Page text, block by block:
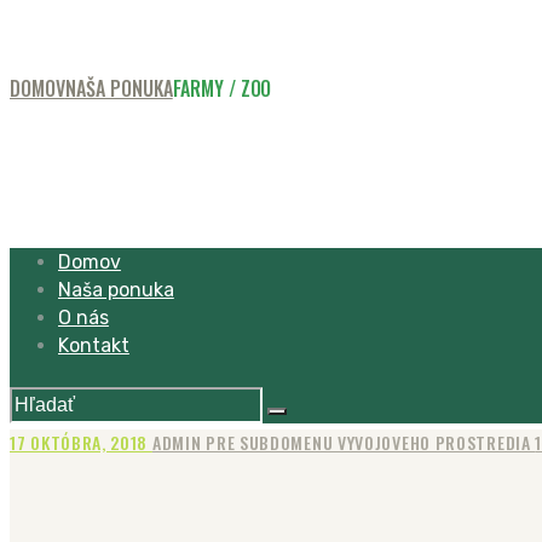
DOMOVNAŠA PONUKAFARMY / ZOO
Domov
Naša ponuka
O nás
Kontakt
17 OKTÓBRA, 2018 ADMIN PRE SUBDOMENU VYVOJOVEHO PROSTREDIA